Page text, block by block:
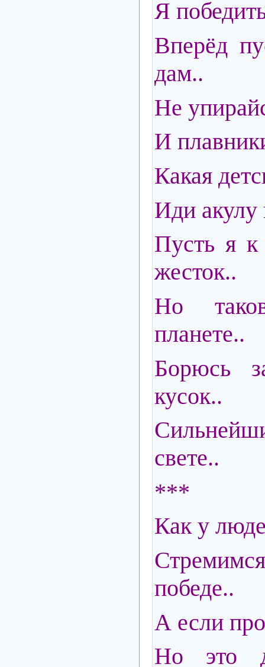
Я
Вперёд
дам..
Не
И
Какая
Иди акулу
Пусть я к
жесток..
Но
планете..
Борюсь
кусок..
свете..
***
Как у
победе..
А если
Но это